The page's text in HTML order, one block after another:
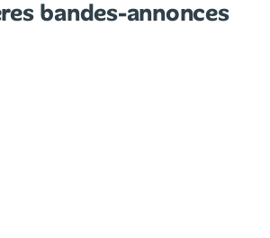
bandes-annonces